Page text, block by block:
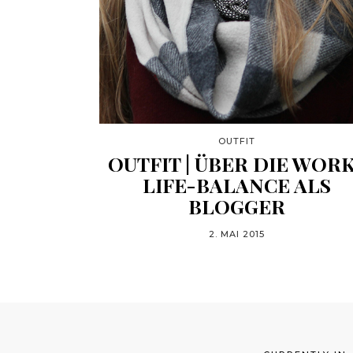
OUTFIT
OUTFIT | ÜBER DIE
LIFE-BALANCE ALS
BLOGGER
2. MAI 2015